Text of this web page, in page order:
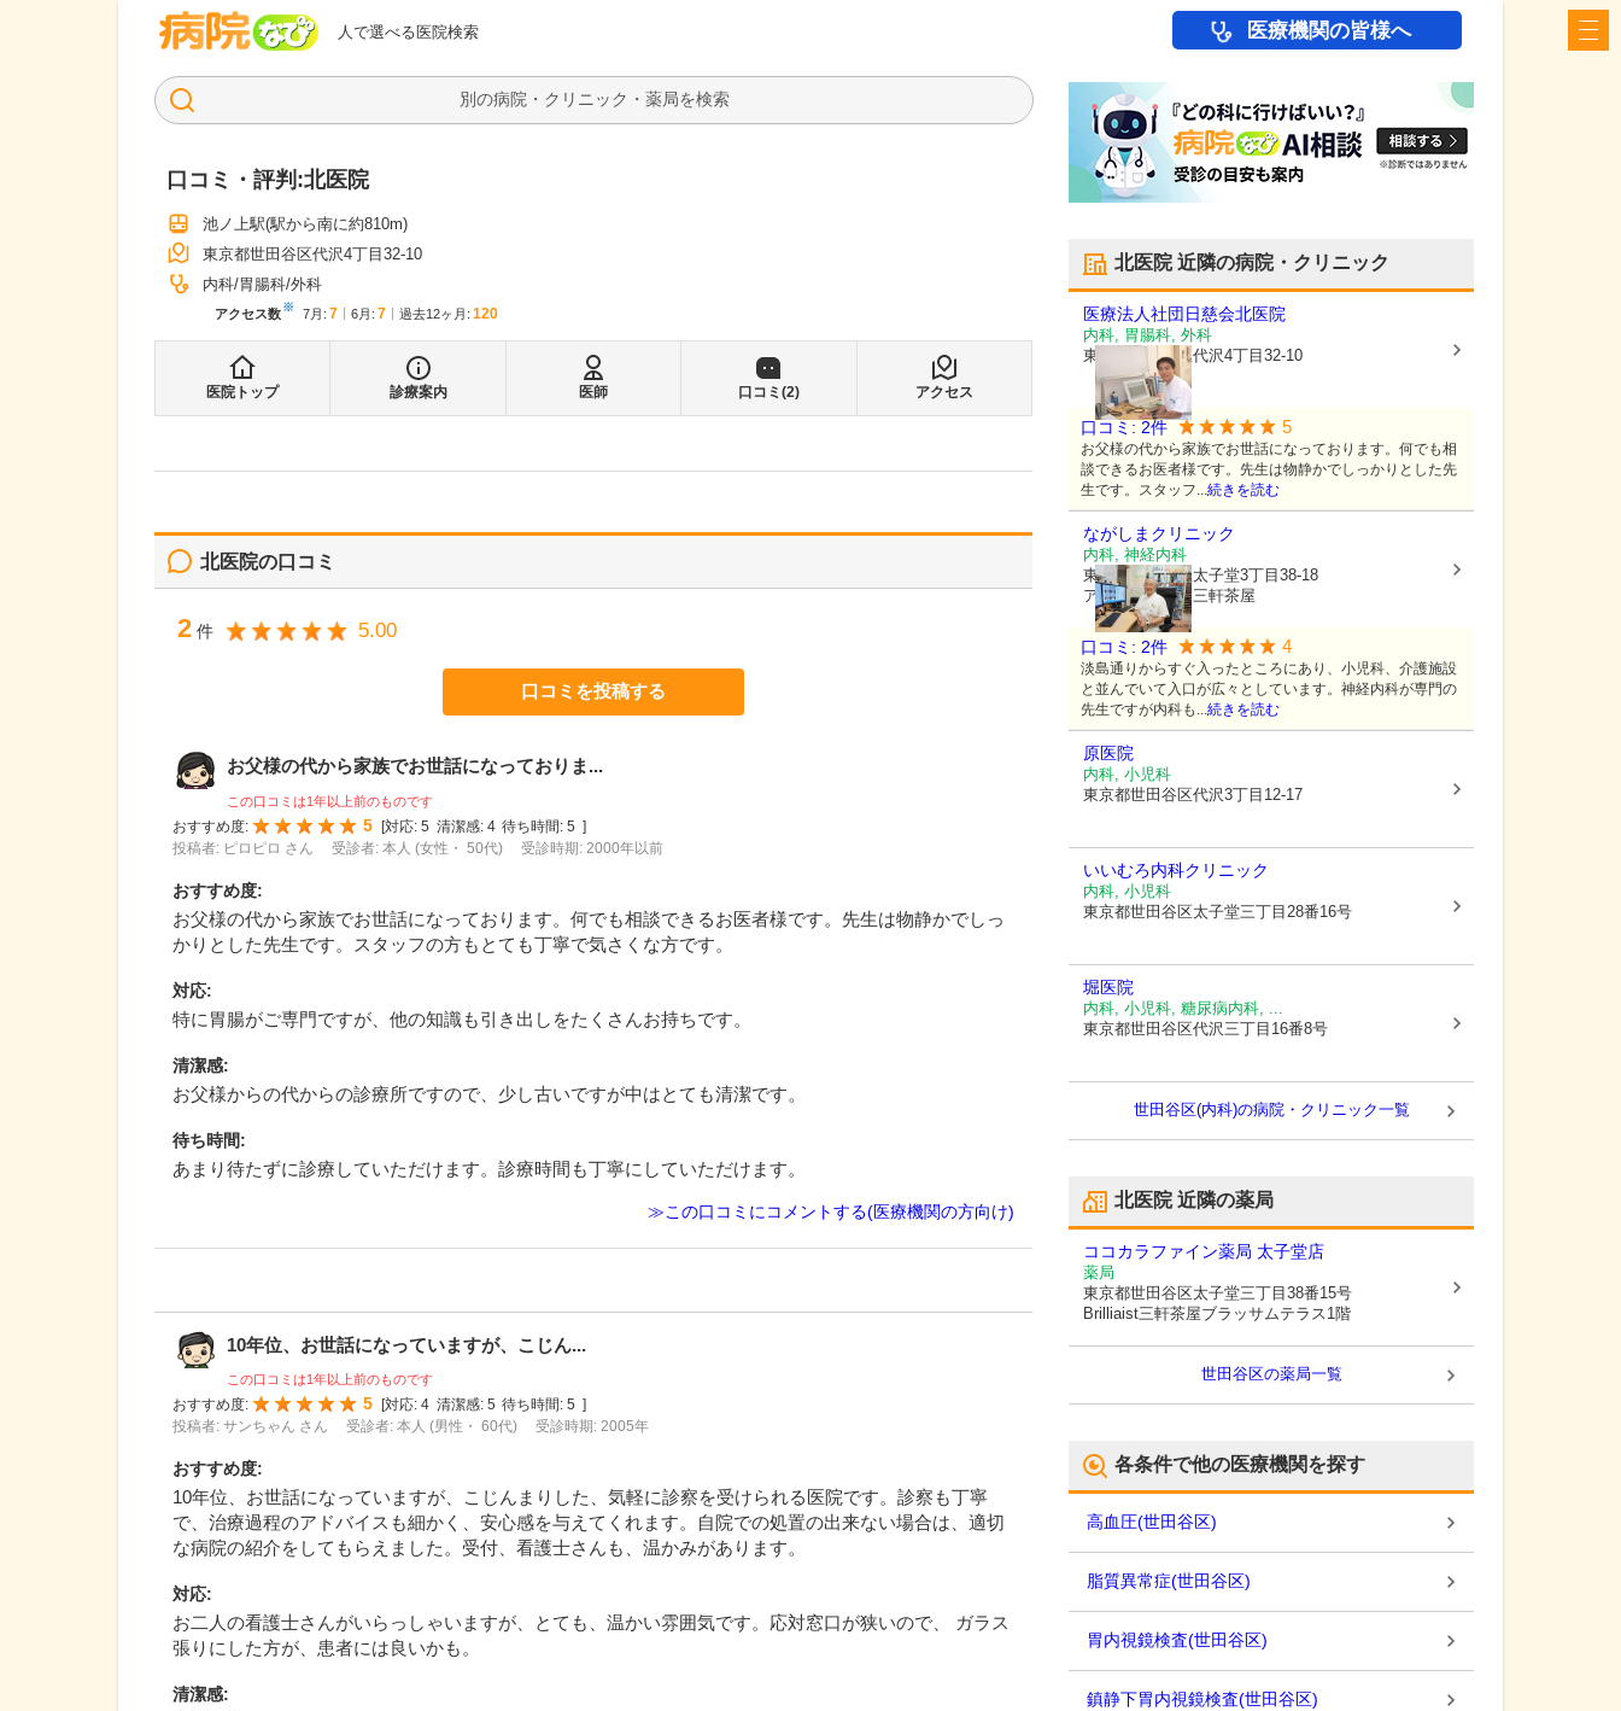
人で選べる医院検索
病院なび 医療機関の皆様へ
検索
口コミ・評判:北医院
池ノ上駅(駅から南に約810m)
東京都世田谷区代沢4丁目32-10
内科 胃腸科 外科
アクセス数※ 7月 : 7 6月 : 7 過去12ヶ月: 120
医院トップ 診療案内 医師 口コミ(2) アクセス
北医院の口コミ
2 件 5.00
口コミを投稿する
お父様の代から家族でお世話になっておりま...
この口コミは1年以上前のものです
おすすめ度:
5 [対応: 5 清潔感: 4 待ち時間: 5 ]
投稿者: ピロピロ さん
受診者: 本人 (女性・ 50代) 受診時期: 2000年以前
おすすめ度:
お父様の代から家族でお世話になっております。何でも相談できるお医者様です。先生は物静かでしっ
かりとした先生です。スタッフの方もとても丁寧で気さくな方です。
対応:
特に胃腸がご専門ですが、他の知識も引き出しをたくさんお持ちです。
清潔感:
お父様からの代からの診療所ですので、少し古いですが中はとても清潔です。
待ち時間:
あまり待たずに診療していただけます。診療時間も丁寧にしていただけます。
≫この口コミにコメントする(医療機関の方向け)
10年位、お世話になっていますが、こじん...
この口コミは1年以上前のものです
おすすめ度:
5 対応: 4 清潔感: 5 待ち時間: 5
投稿者: サンちゃん さん
受診者: 本人 (男性・ 60代) 受診時期: 2005年
おすすめ度:
10年位、お世話になっていますが、こじんまりした、気軽に診察を受けられる医院です。診察も丁寧
で、治療過程のアドバイスも細かく、安心感を与えてくれます。自院での処置の出来ない場合は、適切
な病院の紹介をしてもらえました。受付、看護士さんも、温かみがあります。
対応:
お二人の看護士さんがいらっしゃいますが、とても、温かい雰囲気です。応対窓口が狭いので、 ガラス
張りにした方が、患者には良いかも。
清潔感:
北医院近隣の病院・クリニック
医療法人社団日慈会北医院
内科, 胃腸科, 外科
東京都世田谷区代沢4丁目32-10
口コミ: 2件 5
お父様の代から家族でお世話になっております。何でも相
談できるお医者様です。先生は物静かでしっかりとした先
生です。スタッフ...続きを読む
ながしまクリニック
内科, 神経内科
東京都世田谷区太子堂3丁目38-18
アパートメンツ三軒茶屋
口コミ: 2件 4
淡島通りからすぐ入ったところにあり、小児科、介護施設
と並んでいて入口が広々としています。神経内科が専門の
先生ですが内科も...続きを読む
原医院
内科, 小児科
東京都世田谷区代沢3丁目12-17
いいむろ内科クリニック
内科, 小児科
東京都世田谷区太子堂三丁目28番16号
堀医院
内科, 小児科, 糖尿病内科, ...
東京都世田谷区代沢三丁目16番8号
世田谷区(内科)の病院・クリニック一覧
北医院近隣の薬局
ココカラファイン薬局 太子堂店
薬局
東京都世田谷区太子堂三丁目38番15号
Brilliaist三軒茶屋ブラッサムテラス1階
世田谷区の薬局一覧
各条件で他の医療機関を探す
高血圧(世田谷区)
脂質異常症(世田谷区)
胃内視鏡検査(世田谷区)
鎮静下胃内視鏡検査(世田谷区)